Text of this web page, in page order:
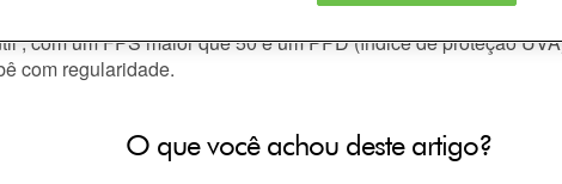
de intensidade solar máxima (entre as 10 e as 16 horas).
, com um FPS maior que 50 e um PPD (índice de proteção
com regularidade.
O que você achou deste artigo?